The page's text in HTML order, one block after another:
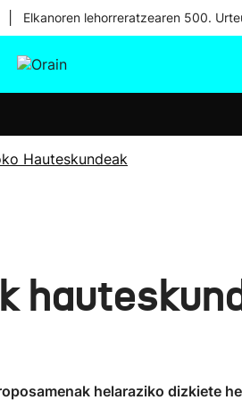
Elkanoren lehorreratzearen 500.
Hauteskundeak
helaraziko dizkiete